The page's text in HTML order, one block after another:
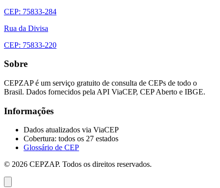
CEP: 75833-284
Rua da Divisa
CEP: 75833-220
Sobre
CEPZAP é um serviço gratuito de consulta de CEPs de todo o
Brasil. Dados fornecidos pela API ViaCEP, CEP Aberto e IBGE.
Informações
Dados atualizados via ViaCEP
Cobertura: todos os 27 estados
Glossário de CEP
© 2026 CEPZAP. Todos os direitos reservados.